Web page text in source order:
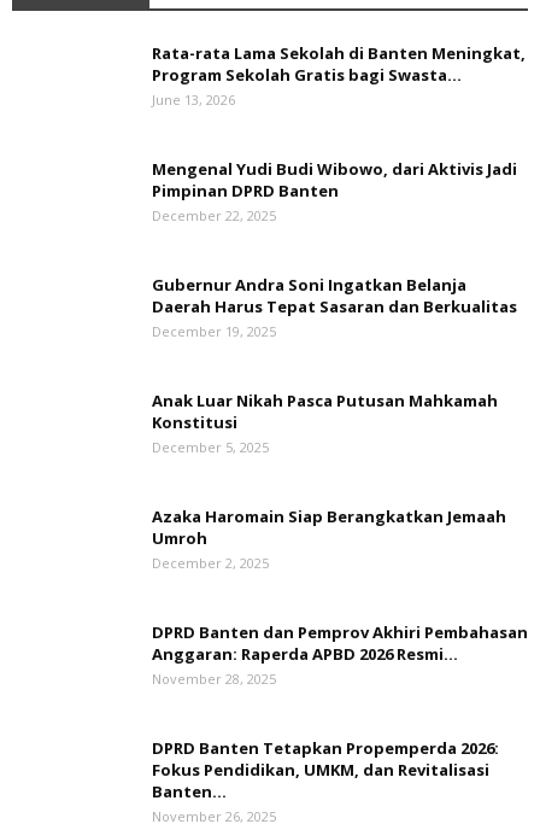
Rata-rata Lama Sekolah di Banten Meningkat,
‎Program Sekolah Gratis bagi Swasta...
June 13, 2026
Mengenal Yudi Budi Wibowo, dari Aktivis Jadi
Pimpinan DPRD Banten
December 22, 2025
Gubernur Andra Soni Ingatkan Belanja
Daerah Harus Tepat Sasaran dan Berkualitas
December 19, 2025
Anak Luar Nikah Pasca Putusan Mahkamah
Konstitusi
December 5, 2025
Azaka Haromain Siap Berangkatkan Jemaah
Umroh
December 2, 2025
DPRD Banten dan Pemprov Akhiri Pembahasan
Anggaran: Raperda APBD 2026 Resmi...
November 28, 2025
DPRD Banten Tetapkan Propemperda 2026:
Fokus Pendidikan, UMKM, dan Revitalisasi
Banten...
November 26, 2025